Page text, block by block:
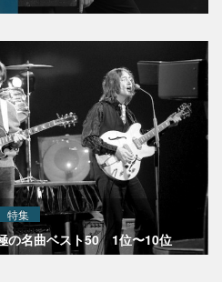
特集
の名曲ベスト50 1位〜10位